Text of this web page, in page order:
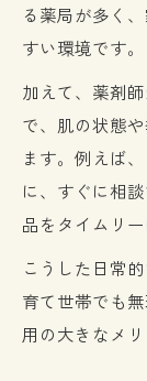
る薬局が多く
すい環境です。
加えて、薬剤
で、肌の状態
ます。例えば
に、すぐに相
品をタイムリ
こうした日常
育て世帯でも
用の大きなメリ